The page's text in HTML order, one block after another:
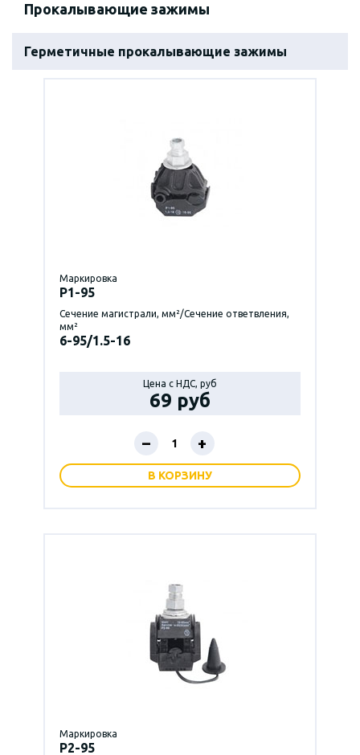
Прокалывающие зажимы
Герметичные прокалывающие зажимы
Маркировка
P1-95
Сечение магистрали, мм²/Сечение ответвления,
мм²
6-95/1.5-16
Цена с НДС, руб
69 руб
– +
В КОРЗИНУ
Маркировка
P2-95